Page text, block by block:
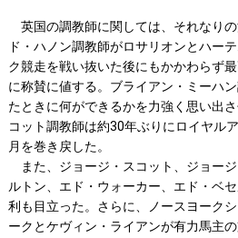
英国の調教師に関しては、それなり
ド・ハノン調教師がロサリオンとハー
ク競走を戦い抜いた後にもかかわらず
に称賛に値する。ブライアン・ミーハ
たときに何ができるかを力強く思い出
コット調教師は約30年ぶりにロイヤル
月を巻き戻した。
また、ジョージ・スコット、ジョー
ルトン、エド・ウォーカー、エド・ベ
利も目立った。さらに、ノースヨーク
ークとケヴィン・ライアンが有力馬主